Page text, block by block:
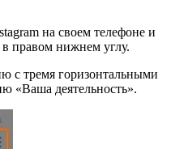
на своем телефоне и
правом нижнем углу.
с тремя горизонтальными
«Ваша деятельность».